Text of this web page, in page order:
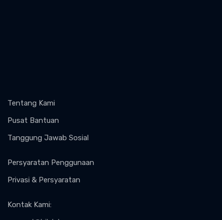
Tentang Kami
Pusat Bantuan
Tanggung Jawab Sosial
Persyaratan Penggunaan
Privasi & Persyaratan
Kontak Kami: